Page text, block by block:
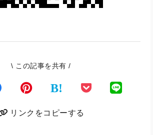
\ この記事を共有 /
B!
リンクをコピーする